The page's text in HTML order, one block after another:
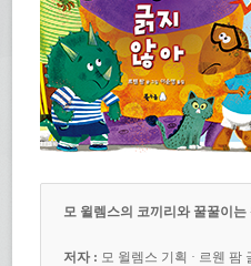
모 윌렘스의 코끼리와 꿀꿀이
저자 : 모 윌렘스 기획 · 르웬 팜